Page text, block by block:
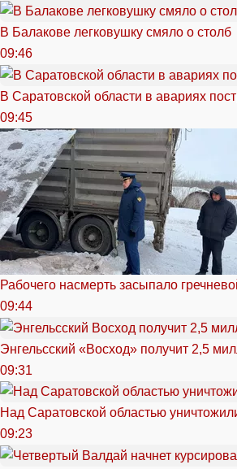
В Балакове легковушку смяло о столб
09:46
В Саратовской области в авариях
09:45
Рабочего насмерть засыпало
09:44
Энгельсский «Восход» получит 2,5
09:31
Над Саратовской областью
09:23